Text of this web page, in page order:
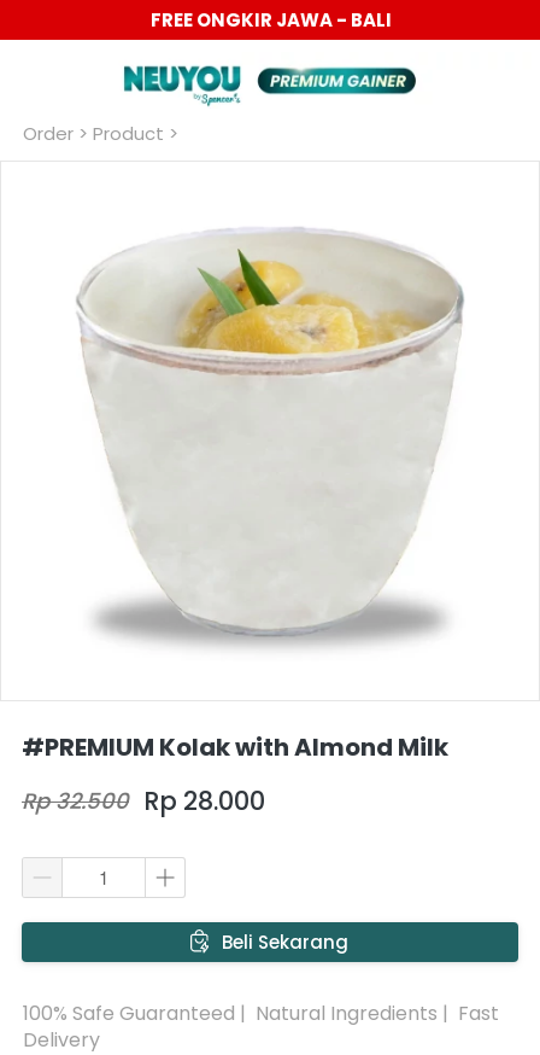
6.6 BIG SALE DISC UP TO 40%
Order > Product >
#PREMIUM Kolak with Almond Milk
Rp 32.500 Rp 28.000
` Beli Sekarang
100% Safe Guaranteed |  Natural Ingredients |  Fast
Delivery